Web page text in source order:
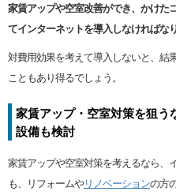
家賃アップや空室改善ができ、かけた
てインターネットを導入しなければな
対費用効果を考えて導入しないと、結
こともあり得るでしょう。
家賃アップ・空室対策を狙
設備も検討
家賃アップや空室対策を考えるなら、
も、リフォームやリノベーションの方